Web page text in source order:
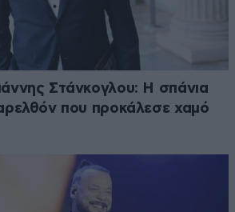
Στάνκογλου: Η σπάνια
που προκάλεσε χαμό